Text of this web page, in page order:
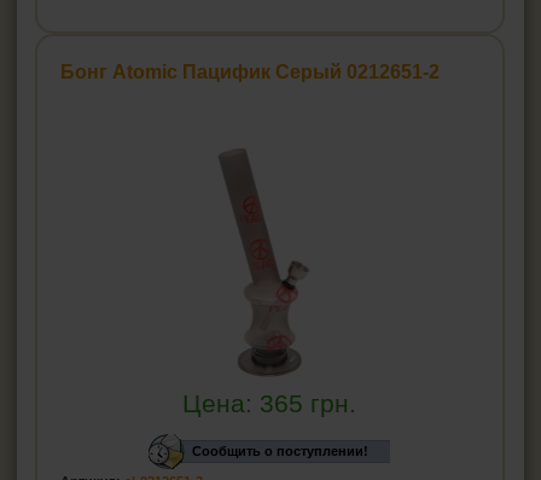
Бонг Atomic Пацифик Серый 0212651-2
Цена: 365 грн.
Сообщить о поступлении!